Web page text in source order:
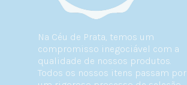
Na Céu de Prata, temos um
compromisso inegociável com a
qualidade de nossos produtos.
Todos os nossos itens passam por